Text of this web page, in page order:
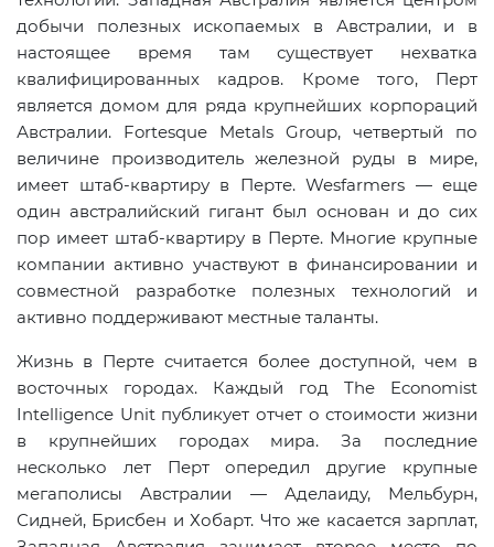
добычи полезных ископаемых в Австралии, и в
настоящее время там существует нехватка
квалифицированных кадров. Кроме того, Перт
является домом для ряда крупнейших корпораций
Австралии. Fortesque Metals Group, четвертый по
величине производитель железной руды в мире,
имеет штаб-квартиру в Перте. Wesfarmers — еще
один австралийский гигант был основан и до сих
пор имеет штаб-квартиру в Перте. Многие крупные
компании активно участвуют в финансировании и
совместной разработке полезных технологий и
активно поддерживают местные таланты.
Жизнь в Перте считается более доступной, чем в
восточных городах. Каждый год The Economist
Intelligence Unit публикует отчет о стоимости жизни
в крупнейших городах мира. За последние
несколько лет Перт опередил другие крупные
мегаполисы Австралии — Аделаиду, Мельбурн,
Сидней, Брисбен и Хобарт. Что же касается зарплат,